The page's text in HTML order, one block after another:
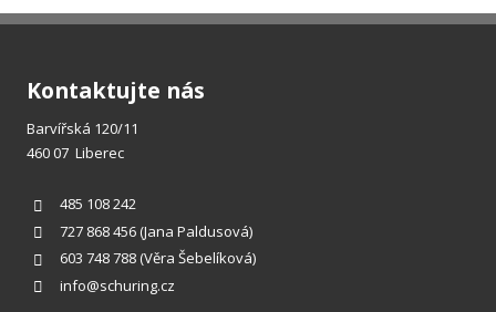
Kontaktujte nás
Barvířská 120/11
460 07 Liberec
485 108 242
727 868 456 (Jana Paldusová)
603 748 788 (Věra Šebelíková)
info@schuring.cz